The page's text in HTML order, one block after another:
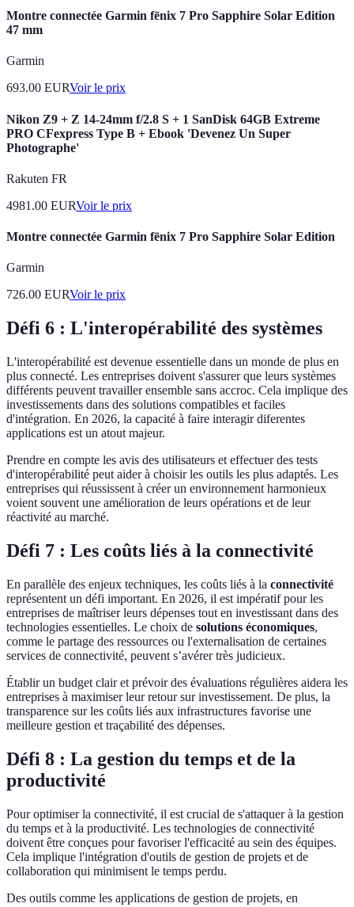
Montre connectée Garmin fēnix 7 Pro Sapphire Solar Edition
47 mm
Garmin
693.00 EURVoir le prix
Nikon Z9 + Z 14-24mm f/2.8 S + 1 SanDisk 64GB Extreme
PRO CFexpress Type B + Ebook 'Devenez Un Super
Photographe'
Rakuten FR
4981.00 EURVoir le prix
Montre connectée Garmin fēnix 7 Pro Sapphire Solar Edition
Garmin
726.00 EURVoir le prix
Défi 6 : L'interopérabilité des systèmes
L'interopérabilité est devenue essentielle dans un monde de plus en
plus connecté. Les entreprises doivent s'assurer que leurs systèmes
différents peuvent travailler ensemble sans accroc. Cela implique des
investissements dans des solutions compatibles et faciles
d'intégration. En 2026, la capacité à faire interagir diferentes
applications est un atout majeur.
Prendre en compte les avis des utilisateurs et effectuer des tests
d'interopérabilité peut aider à choisir les outils les plus adaptés. Les
entreprises qui réussissent à créer un environnement harmonieux
voient souvent une amélioration de leurs opérations et de leur
réactivité au marché.
Défi 7 : Les coûts liés à la connectivité
En parallèle des enjeux techniques, les coûts liés à la connectivité
représentent un défi important. En 2026, il est impératif pour les
entreprises de maîtriser leurs dépenses tout en investissant dans des
technologies essentielles. Le choix de solutions économiques,
comme le partage des ressources ou l'externalisation de certaines
services de connectivité, peuvent s’avérer très judicieux.
Établir un budget clair et prévoir des évaluations régulières aidera les
entreprises à maximiser leur retour sur investissement. De plus, la
transparence sur les coûts liés aux infrastructures favorise une
meilleure gestion et traçabilité des dépenses.
Défi 8 : La gestion du temps et de la
productivité
Pour optimiser la connectivité, il est crucial de s'attaquer à la gestion
du temps et à la productivité. Les technologies de connectivité
doivent être conçues pour favoriser l'efficacité au sein des équipes.
Cela implique l'intégration d'outils de gestion de projets et de
collaboration qui minimisent le temps perdu.
Des outils comme les applications de gestion de projets, en